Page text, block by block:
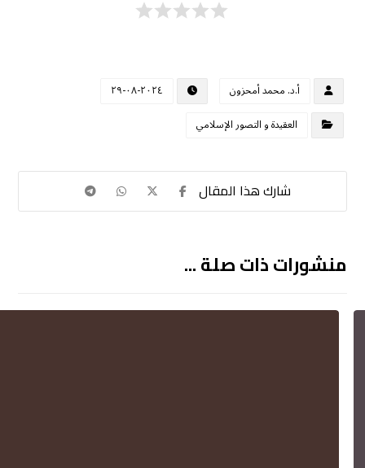
أ.د. محمد أمحزون
٢٠٢٤-٠٨-٢٩
العقيدة و التصور الإسلامي
منشورات ذات صلة ...